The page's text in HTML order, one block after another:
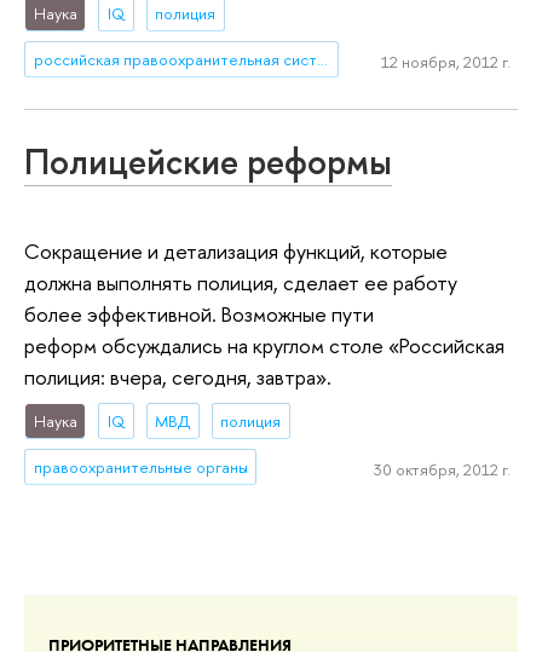
ПРИОРИТЕТНЫЕ НАПРАВЛЕНИЯ
Наука IQ полиция
российская правоохранительная система 12 ноября, 2012 г.
Полицейские реформы
Сокращение и детализация функций, которые
должна выполнять полиция, сделает ее работу
более эффективной. Возможные пути
реформ обсуждались на круглом столе «Российская
полиция: вчера, сегодня, завтра».
Наука IQ МВД полиция
правоохранительные органы 30 октября, 2012 г.